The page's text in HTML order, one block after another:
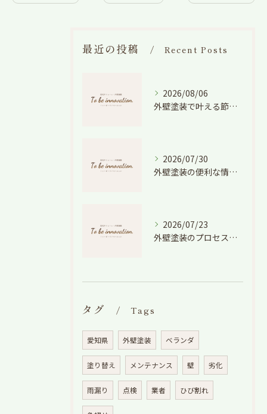
最近の投稿 Recent Posts
2026/08/06
外壁塗装で叶える節電効果と愛知県の相場や色選びのポイントを徹底解説
2026/07/30
外壁塗装の便利な情報と失敗しない色や費用判断のコツを徹底解説
2026/07/23
外壁塗装のプロセスを愛知県でスムーズに進めるための工程と費用徹底解説
タグ Tags
愛知県 外壁塗装 ベランダ
塗り替え メンテナンス 壁 劣化
雨漏り 点検 業者 ひび割れ